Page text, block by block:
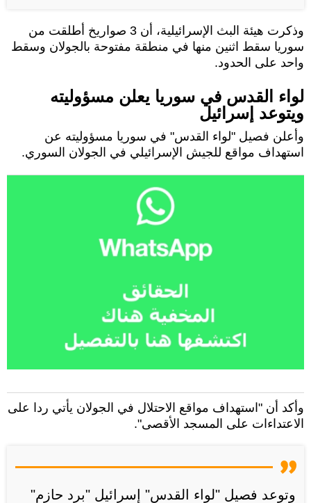
وذكرت هيئة البث الإسرائيلية، أن 3 صواريخ أطلقت من
سوريا سقط اثنين منها في منطقة مفتوحة بالجولان وسقط
واحد على الحدود.
لواء القدس في سوريا يعلن مسؤوليته
ويتوعد إسرائيل
وأعلن فصيل "لواء القدس" في سوريا مسؤوليته عن
استهداف مواقع للجيش الإسرائيلي في الجولان السوري.
وأكد أن "استهداف مواقع الاحتلال في الجولان يأتي ردا على
الاعتداءات على المسجد الأقصى".
وتوعد فصيل "لواء القدس" إسرائيل "برد حازم"